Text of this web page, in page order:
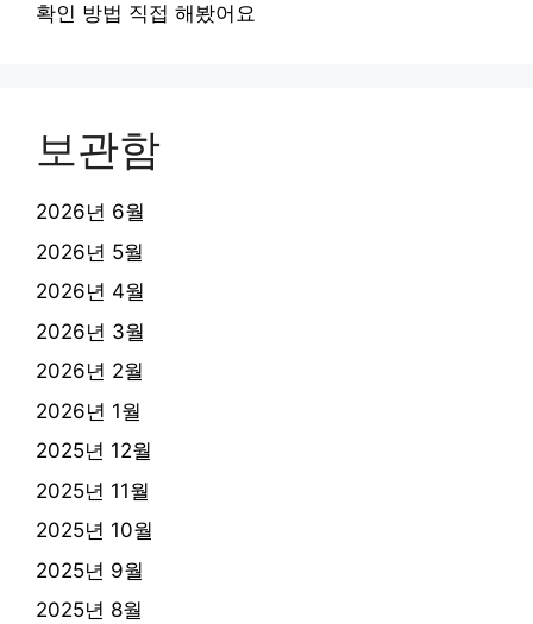
확인 방법 직접 해봤어요
보관함
2026년 6월
2026년 5월
2026년 4월
2026년 3월
2026년 2월
2026년 1월
2025년 12월
2025년 11월
2025년 10월
2025년 9월
2025년 8월